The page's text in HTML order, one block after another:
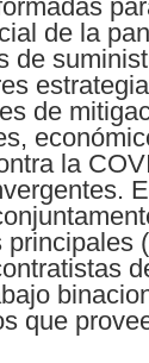
de la
de
de
la
principales
que